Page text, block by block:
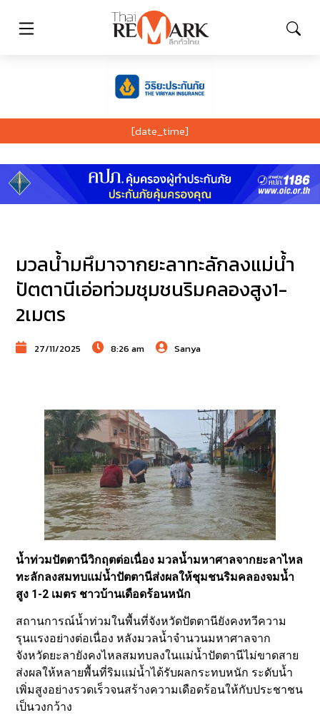
[date_time]
มวลน้ำมหึมาจากยะลาทะลักลงแม่น้ำ
ปัตตานีเอ่อท่วมชุมชนริมคลองสูง1-
2เมตร
27/11/2025 8:26 am Sanya
น้ำท่วมปัตตานีวิกฤตต่อเนื่อง มวลน้ำมหาศาลจากยะลาไหล
ทะลักลงสมทบแม่น้ำปัตตานีส่งผลให้ชุมชนริมคลองจมน้ำ
สูง 1-2 เมตร ชาวบ้านเดือดร้อนหนัก
สถานการณ์น้ำท่วมในพื้นที่จังหวัดปัตตานียังคงทวีความ
รุนแรงอย่างต่อเนื่อง หลังมวลน้ำจำนวนมหาศาลจาก
จังหวัดยะลายังคงไหลสมทบลงในแม่น้ำปัตตานีไม่ขาดสาย
ส่งผลให้หลายพื้นที่ริมแม่น้ำได้รับผลกระทบหนัก ระดับน้ำ
เพิ่มสูงอย่างรวดเร็วจนสร้างความเดือดร้อนให้กับประชาชน
เป็นวงกว้าง